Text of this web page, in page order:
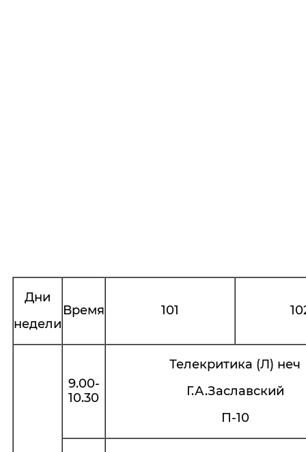
Дни
недели
Время 101
9.00-
10.30
Телекритика (Л) неч
Г.А.Заславский
П-10